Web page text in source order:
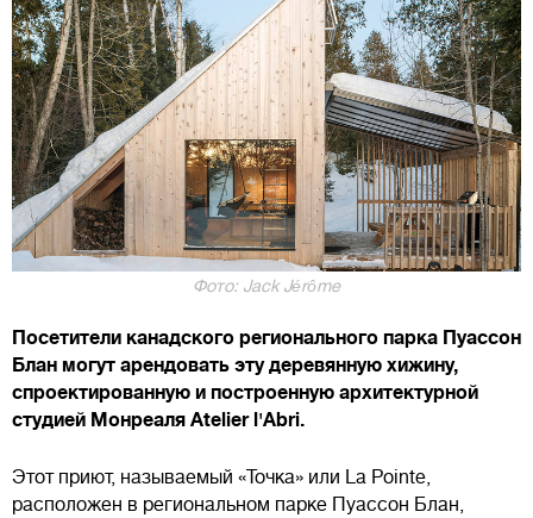
Фото: Jack Jérôme
Посетители канадского регионального парка Пуассон
Блан могут арендовать эту деревянную хижину,
спроектированную и построенную архитектурной
студией Монреаля Atelier l'Abri.
Этот приют, называемый «Точка» или La Pointe,
расположен в региональном парке Пуассон Блан,